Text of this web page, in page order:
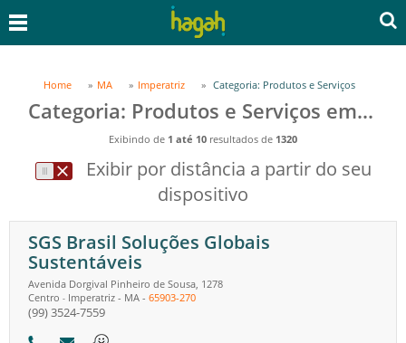
Home MA Imperatriz Categoria: Produtos e Serviços
Categoria: Produtos e Serviços em Imperatriz, MA
Exibindo de 1 até 10 resultados de 1320
Exibir por distância a partir do seu
dispositivo
SGS Brasil Soluções Globais
Sustentáveis
Avenida Dorgival Pinheiro de Sousa, 1278
Centro - Imperatriz - MA - 65903-270
(99) 3524-7559